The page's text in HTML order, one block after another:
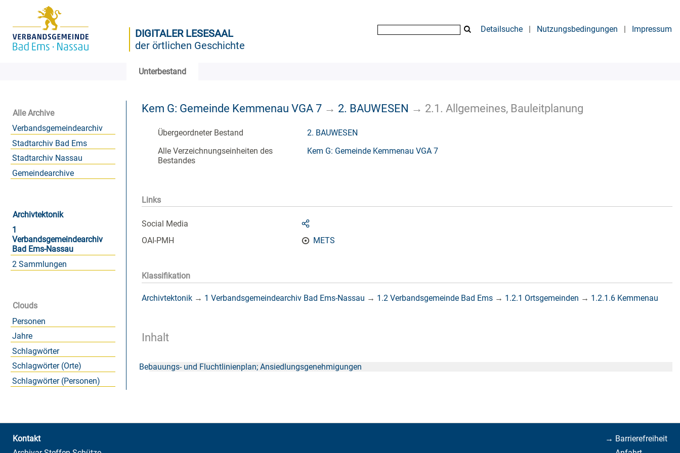
DIGITALER LESESAAL
der örtlichen Geschichte
Detailsuche | Nutzungsbedingungen | Impressum
Unterbestand
Alle Archive
Verbandsgemeindearchiv
Stadtarchiv Bad Ems
Stadtarchiv Nassau
Gemeindearchive
Archivtektonik
1
Verbandsgemeindearchiv
Bad Ems-Nassau
2 Sammlungen
Clouds
Personen
Jahre
Schlagwörter
Schlagwörter (Orte)
Schlagwörter (Personen)
Kem G: Gemeinde Kemmenau VGA 7 → 2. BAUWESEN → 2.1. Allgemeines, Bauleitplanung
Übergeordneter Bestand
2. BAUWESEN
Alle Verzeichnungseinheiten des
Bestandes
Kem G: Gemeinde Kemmenau VGA 7
Links
Social Media
OAI-PMH
METS
Klassifikation
Archivtektonik → 1 Verbandsgemeindearchiv Bad Ems-Nassau → 1.2 Verbandsgemeinde Bad Ems → 1.2.1 Ortsgemeinden → 1.2.1.6 Kemmenau
Inhalt
Bebauungs- und Fluchtlinienplan; Ansiedlungsgenehmigungen
→ Barrierefreiheit
Kontakt